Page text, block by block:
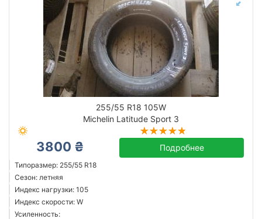
255/55 R18 105W
Michelin Latitude Sport 3
3800 ₴ Подробнее
Типоразмер: 255/55 R18
Сезон: летняя
Индекс нагрузки: 105
Индекс скорости: W
Усиленность: